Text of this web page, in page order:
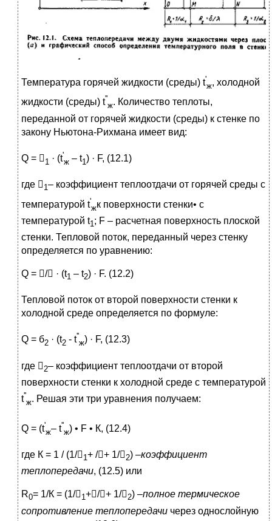
Температура горячей жидкости (среды) t'
ж, холодной
жидкости (среды) t''
ж. Количество теплоты,
переданной от горячей жидкости (среды) к стенке по
закону Ньютона-Рихмана имеет вид:
Q =  1 · (t'
ж – t1) · F, (12.1)
где  1– коэффициент теплоотдачи от горячей среды с
температурой t'
жк поверхности стенки• с
температурой t1; F – расчетная поверхность плоской
стенки. Тепловой поток, переданный через стенку
определяется по уравнению:
Q = / · (t1 – t2) · F. (12.2)
Тепловой поток от второй поверхности стенки к
холодной среде определяется по формуле:
Q = б2 · (t2 - t''
ж) · F, (12.3)
где 2– коэффициент теплоотдачи от второй
поверхности стенки к холодной среде с температурой
t''
ж. Решая эти три уравнения получаем:
Q = (t'
ж– t''
ж) • F • К, (12.4)
где К = 1 / (1/ 1+ /+ 1/2) –коэффициент
теплопередачи, (12.5) или
R0= 1/К = (1/ 1+/+ 1/2) –полное термическое
сопротивление теплопередачи через однослойную